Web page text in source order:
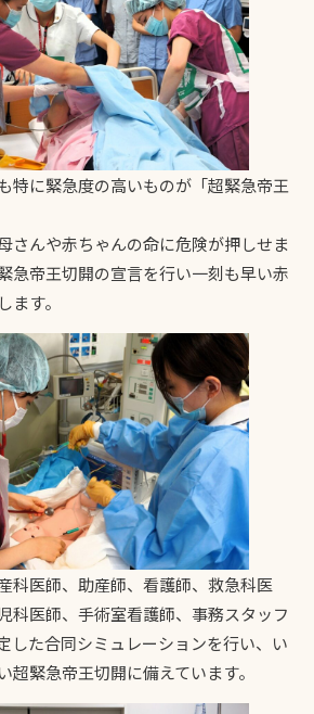
特に緊急度の高いものが「超緊急帝王
さんや赤ちゃんの命に危険が押しせま
急帝王切開の宣言を行い一刻も早い赤
ます。
科医師、助産師、看護師、救急科医
科医師、手術室看護師、事務スタッフ
した合同シミュレーションを行い、い
超緊急帝王切開に備えています。